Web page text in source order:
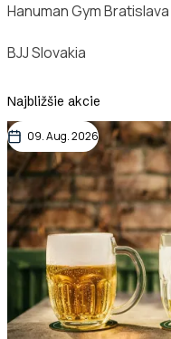
Hanuman Gym Bratislava
BJJ Slovakia
Najbližšie akcie
09. Aug. 2026